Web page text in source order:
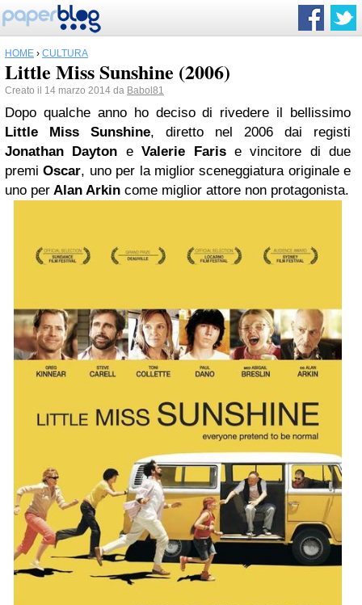
HOME › CULTURA
Little Miss Sunshine (2006)
Creato il 14 marzo 2014 da Babol81
Dopo qualche anno ho deciso di rivedere il bellissimo
Little Miss Sunshine, diretto nel 2006 dai registi
Jonathan Dayton eValerie Farise vincitore di due
premiOscar, uno per la miglior sceneggiatura originale e
uno per Alan Arkin come miglior attore non protagonista.